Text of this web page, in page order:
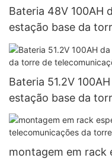
Bateria 48V 100AH
estação base da
Bateria 51.2V
estação base da
montagem em rack